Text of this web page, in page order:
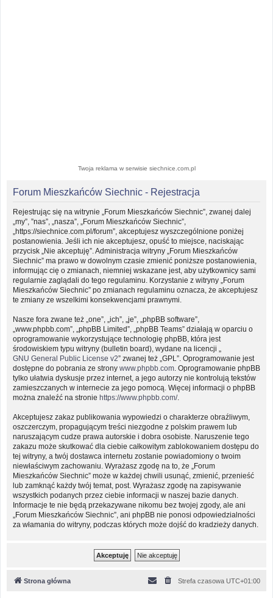
Twoja reklama w serwisie siechnice.com.pl
Forum Mieszkańców Siechnic - Rejestracja
Rejestrując się na witrynie „Forum Mieszkańców Siechnic”, zwanej dalej
„my”, ”nas”, „nasza”, „Forum Mieszkańców Siechnic”,
„https://siechnice.com.pl/forum”, akceptujesz wyszczególnione poniżej
postanowienia. Jeśli ich nie akceptujesz, opuść to miejsce, naciskając
przycisk „Nie akceptuję”. Administracja witryny „Forum Mieszkańców
Siechnic” ma prawo w dowolnym czasie zmienić poniższe postanowienia,
informując cię o zmianach, niemniej wskazane jest, aby użytkownicy sami
regularnie zaglądali do tego regulaminu. Korzystanie z witryny „Forum
Mieszkańców Siechnic” po zmianach regulaminu oznacza, że akceptujesz
te zmiany ze wszelkimi konsekwencjami prawnymi.
Nasze fora zwane też „one”, „ich”, „je”, „phpBB software”,
„www.phpbb.com”, „phpBB Limited”, „phpBB Teams” działają w oparciu o
oprogramowanie wykorzystujące technologię phpBB, która jest
środowiskiem typu witryny (bulletin board), wydane na licencji „
GNU General Public License v2” zwanej też „GPL”. Oprogramowanie jest
dostępne do pobrania ze strony www.phpbb.com . Oprogramowanie phpBB
tylko ułatwia dyskusje przez internet, a jego autorzy nie kontrolują tekstów
zamieszczanych w internecie za jego pomocą. Więcej informacji o phpBB
można znaleźć na stronie https://www.phpbb.com/.
Akceptujesz zakaz publikowania wypowiedzi o charakterze obraźliwym,
oszczerczym, propagującym treści niezgodne z polskim prawem lub
naruszającym cudze prawa autorskie i dobra osobiste. Naruszenie tego
zakazu może skutkować dla ciebie całkowitym zablokowaniem dostępu do
tej witryny, a twój dostawca internetu zostanie powiadomiony o twoim
niewłaściwym zachowaniu. Wyrażasz zgodę na to, że „Forum
Mieszkańców Siechnic” może w każdej chwili usunąć, zmienić, przenieść
lub zamknąć każdy twój temat, post. Wyrażasz zgodę na zapisywanie
wszystkich podanych przez ciebie informacji w naszej bazie danych.
Informacje te nie będą przekazywane nikomu bez twojej zgody, ale ani
„Forum Mieszkańców Siechnic”, ani phpBB nie ponosi odpowiedzialności
za włamania do witryny, podczas których może dojść do kradzieży danych.
Strona główna Strefa czasowa UTC+01:00